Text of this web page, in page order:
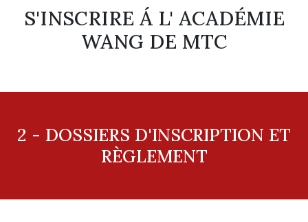
S'INSCRIRE Á L' ACADÉMIE
WANG DE MTC
2 - DOSSIERS D'INSCRIPTION ET
RÈGLEMENT